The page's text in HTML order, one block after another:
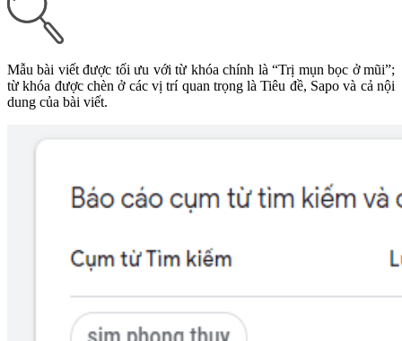
Mẫu bài viết được tối ưu với từ khóa chính là “Trị mụn bọc ở mũi”;
từ khóa được chèn ở các vị trí quan trọng là Tiêu đề, Sapo và cả nội
dung của bài viết.